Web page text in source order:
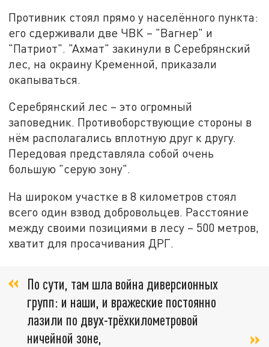
Противник стоял прямо у населённого пункта:
его сдерживали две ЧВК – "Вагнер" и
"Патриот". "Ахмат" закинули в Серебрянский
лес, на окраину Кременной, приказали
окапываться.
Серебрянский лес – это огромный
заповедник. Противоборствующие стороны в
нём располагались вплотную друг к другу.
Передовая представляла собой очень
большую "серую зону".
На широком участке в 8 километров стоял
всего один взвод добровольцев. Расстояние
между своими позициями в лесу – 500 метров,
хватит для просачивания ДРГ.
По сути, там шла война диверсионных
групп: и наши, и вражеские постоянно
лазили по двух-трёхкилометровой
ничейной зоне,